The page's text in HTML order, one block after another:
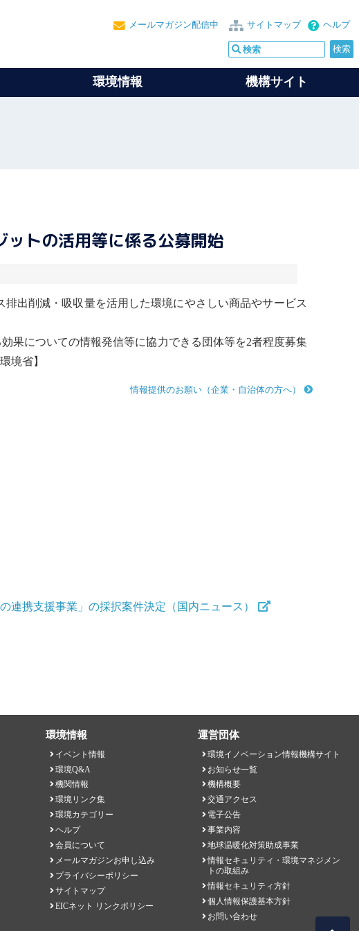
ヘルプ
サイトマップ
メールマガジン配信中
環境情報 機構サイト
トの活用等に係る公募開始
排出削減・吸収量を活用した環境にやさしい商品やサービス
果についての情報発信等に協力できる団体等を2者程度募集
境省】
情報提供のお願い（企業・自治体の方へ）
連携支援事業」の採択案件決定（国内ニュース）
環境情報
イベント情報
環境Q&A
機関情報
環境リンク集
環境カテゴリー
ヘルプ
会員について
メールマガジンお申し込み
プライバシーポリシー
サイトマップ
EICネット リンクポリシー
運営団体
環境イノベーション情報機構サイト
お知らせ一覧
機構概要
交通アクセス
電子公告
事業内容
地球温暖化対策助成事業
情報セキュリティ・環境マネジメン
トの取組み
情報セキュリティ方針
個人情報保護基本方針
お問い合わせ